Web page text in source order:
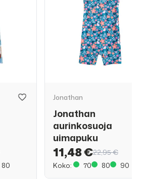
80
Jonathan
Jonathan
aurinkosuoja
uimapuku
11,48 €22,95 €
Koko:
70 80 90